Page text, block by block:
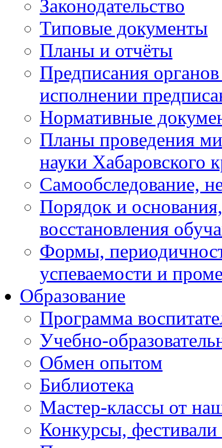
Законодательство
Типовые документы
Планы и отчёты
Предписания
исполнении
Нормативные
Планы проведения
науки Хабаровского
Самообследование,
Порядок и
восстановления
Формы,
успеваемости и
Образование
Программа
Учебно-
Обмен опытом
Библиотека
Мастер-классы от
Конкурсы,